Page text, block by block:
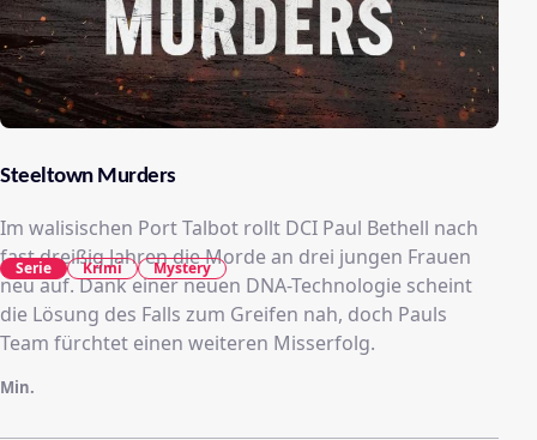
Steeltown Murders
Im walisischen Port Talbot rollt DCI Paul Bethell nach
fast dreißig Jahren die Morde an drei jungen Frauen
neu auf. Dank einer neuen DNA-Technologie scheint
die Lösung des Falls zum Greifen nah, doch Pauls
Team fürchtet einen weiteren Misserfolg.
Min.
Serie Krimi Mystery